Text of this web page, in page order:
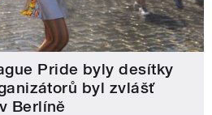
Pride byly desítky
byl zvlášť
Berlíně